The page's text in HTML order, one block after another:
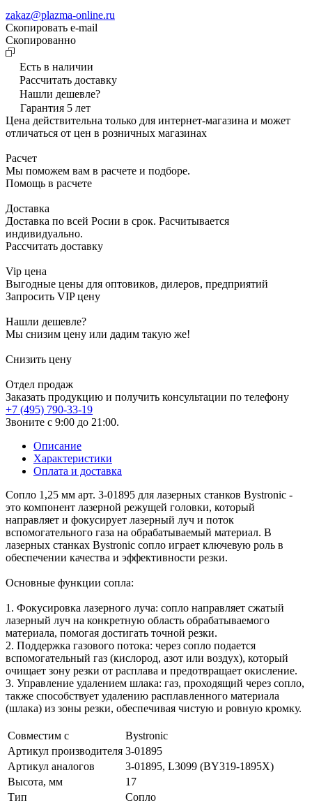
zakaz@plazma-online.ru
Скопировать e-mail
Cкопированно
Есть в наличии
Рассчитать доставку
Нашли дешевле?
Гарантия 5 лет
Цена действительна только для интернет-магазина и может
отличаться от цен в розничных магазинах
Расчет
Мы поможем вам в расчете и подборе.
Помощь в расчете
Доставка
Доставка по всей Росии в срок. Расчитывается
индивидуально.
Рассчитать доставку
Vip цена
Выгодные цены для оптовиков, дилеров, предприятий
Запросить VIP цену
Нашли дешевле?
Мы снизим цену или дадим такую же!
Снизить цену
Отдел продаж
Заказать продукцию и получить консультации по телефону
+7 (495) 790-33-19
Звоните с 9:00 до 21:00.
Описание
Характеристики
Оплата и доставка
Сопло 1,25 мм арт. 3-01895 для лазерных станков Bystronic -
это компонент лазерной режущей головки, который
направляет и фокусирует лазерный луч и поток
вспомогательного газа на обрабатываемый материал. В
лазерных станках Bystronic сопло играет ключевую роль в
обеспечении качества и эффективности резки.
Основные функции сопла:
1. Фокусировка лазерного луча: сопло направляет сжатый
лазерный луч на конкретную область обрабатываемого
материала, помогая достигать точной резки.
2. Поддержка газового потока: через сопло подается
вспомогательный газ (кислород, азот или воздух), который
очищает зону резки от расплава и предотвращает окисление.
3. Управление удалением шлака: газ, проходящий через сопло,
также способствует удалению расплавленного материала
(шлака) из зоны резки, обеспечивая чистую и ровную кромку.
Совместим с
Bystronic
Артикул производителя 3-01895
Артикул аналогов
3-01895, L3099 (BY319-1895X)
Высота, мм
17
Тип
Сопло